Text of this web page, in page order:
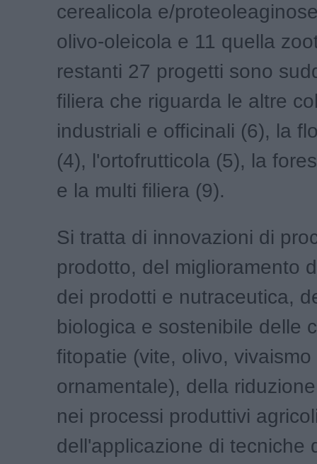
cerealicola e/
olivo-oleicola e 11 quella
restanti 27 progetti sono
filiera che riguarda le altre
industriali e officinali (6), la
(4), l'ortofrutticola (5), la
e la multi filiera (9).
Si tratta di innovazioni di
prodotto, del miglioramento
dei prodotti e nutraceutica,
biologica e sostenibile delle
fitopatie (vite, olivo, vivaismo
ornamentale), della
nei processi produttivi
dell'applicazione di tecniche